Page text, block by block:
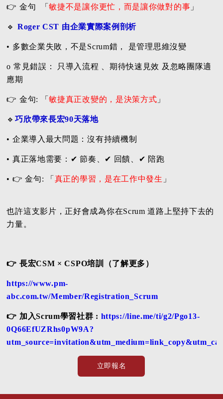
👉 金句 「敏捷不是讓你更忙，而是讓你做對的事 」
🔹 Roger CST 由企業實際案例剖析
• 多數企業失敗，不是Scrum錯， 是管理思維沒變
o 常見錯誤： 只導入流程 、期待快速見效 及忽略團隊適
應期
👉 金句: 「敏捷真正改變的，是決策方式 」
🔹巧欣帶來長宏90天落地
• 企業導入最大問題：沒有持續機制
• 真正落地需要：✔ 節奏、✔ 回饋、✔ 陪跑
• 👉 金句: 「 真正的學習，是在工作中發生 」
也許這支影片，正好會成為你在Scrum 道路上堅持下去的
力量。
👉 長宏CSM × CSPO培訓（了解更多）
https://www.pm-
abc.com.tw/Member/Registration_Scrum
👉 加入Scrum學習社群 : https://line.me/ti/g2/Pgo13-
0Q66EfUZRhs0pW9A?
立即報名